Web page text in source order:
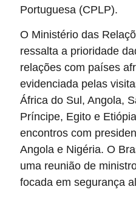
Portuguesa (CPLP).
O Ministério das
ressalta a prioridade
relações com países
evidenciada pelas
África do Sul, Angola,
Príncipe, Egito e
encontros com
Angola e Nigéria. O
uma reunião de
focada em segurança